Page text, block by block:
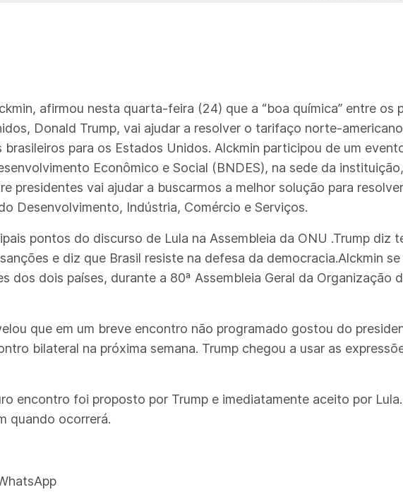
afirmou nesta quarta-feira (24) que a “boa química” entre os
Donald Trump, vai ajudar a resolver o tarifaço norte-
para os Estados Unidos. Alckmin participou de um
Econômico e Social (BNDES), na sede da
presidentes vai ajudar a buscarmos a melhor solução para
Desenvolvimento, Indústria, Comércio e Serviços.
pontos do discurso de Lula na Assembleia da ONU .Trump diz
e diz que Brasil resiste na defesa da democracia.Alckmin
dos dois países, durante a 80ª Assembleia Geral da Organização
que em um breve encontro não programado gostou do
bilateral na próxima semana. Trump chegou a usar as
encontro foi proposto por Trump e imediatamente aceito por
quando ocorrerá.